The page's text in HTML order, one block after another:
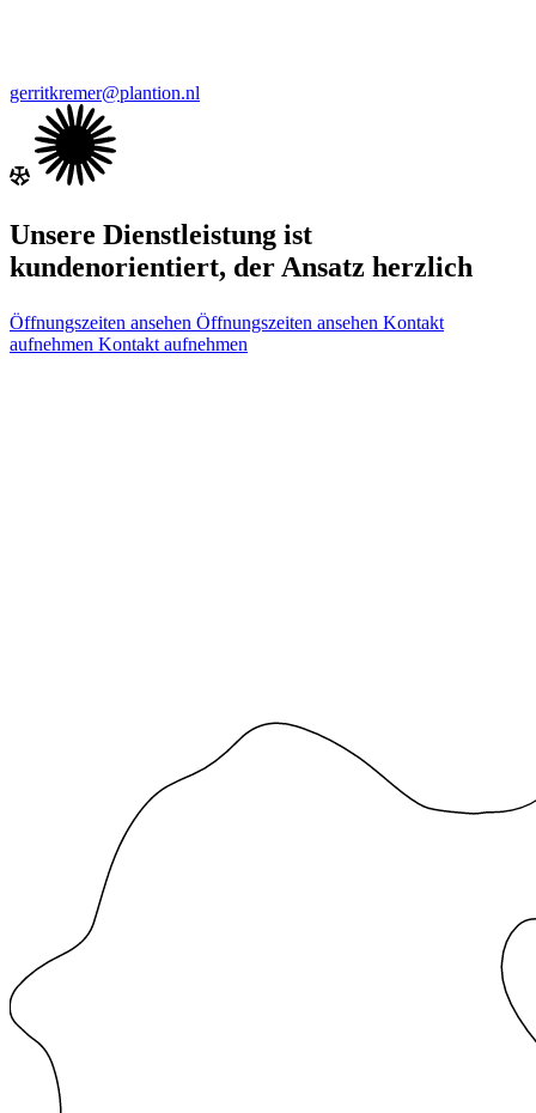
gerritkremer@plantion.nl
Unsere Dienstleistung ist
kundenorientiert, der Ansatz herzlich
Öffnungszeiten ansehen Öffnungszeiten ansehen Kontakt
aufnehmen Kontakt aufnehmen